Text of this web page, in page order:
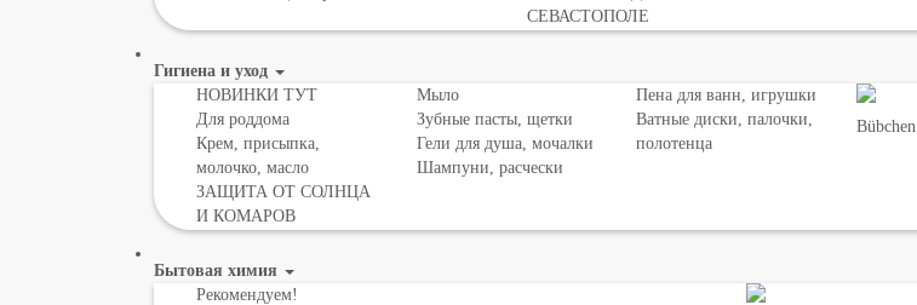
СЕВАСТОПОЛЕ
Гигиена и уход
НОВИНКИ ТУТ
Для роддома
Крем, присыпка,
молочко, масло
ЗАЩИТА ОТ СОЛНЦА
И КОМАРОВ
Мыло
Зубные пасты, щетки
Гели для душа, мочалки
Шампуни, расчески
Пена для ванн, игрушки
Ватные диски, палочки,
полотенца
Bübchen
Бытовая химия
Рекомендуем!